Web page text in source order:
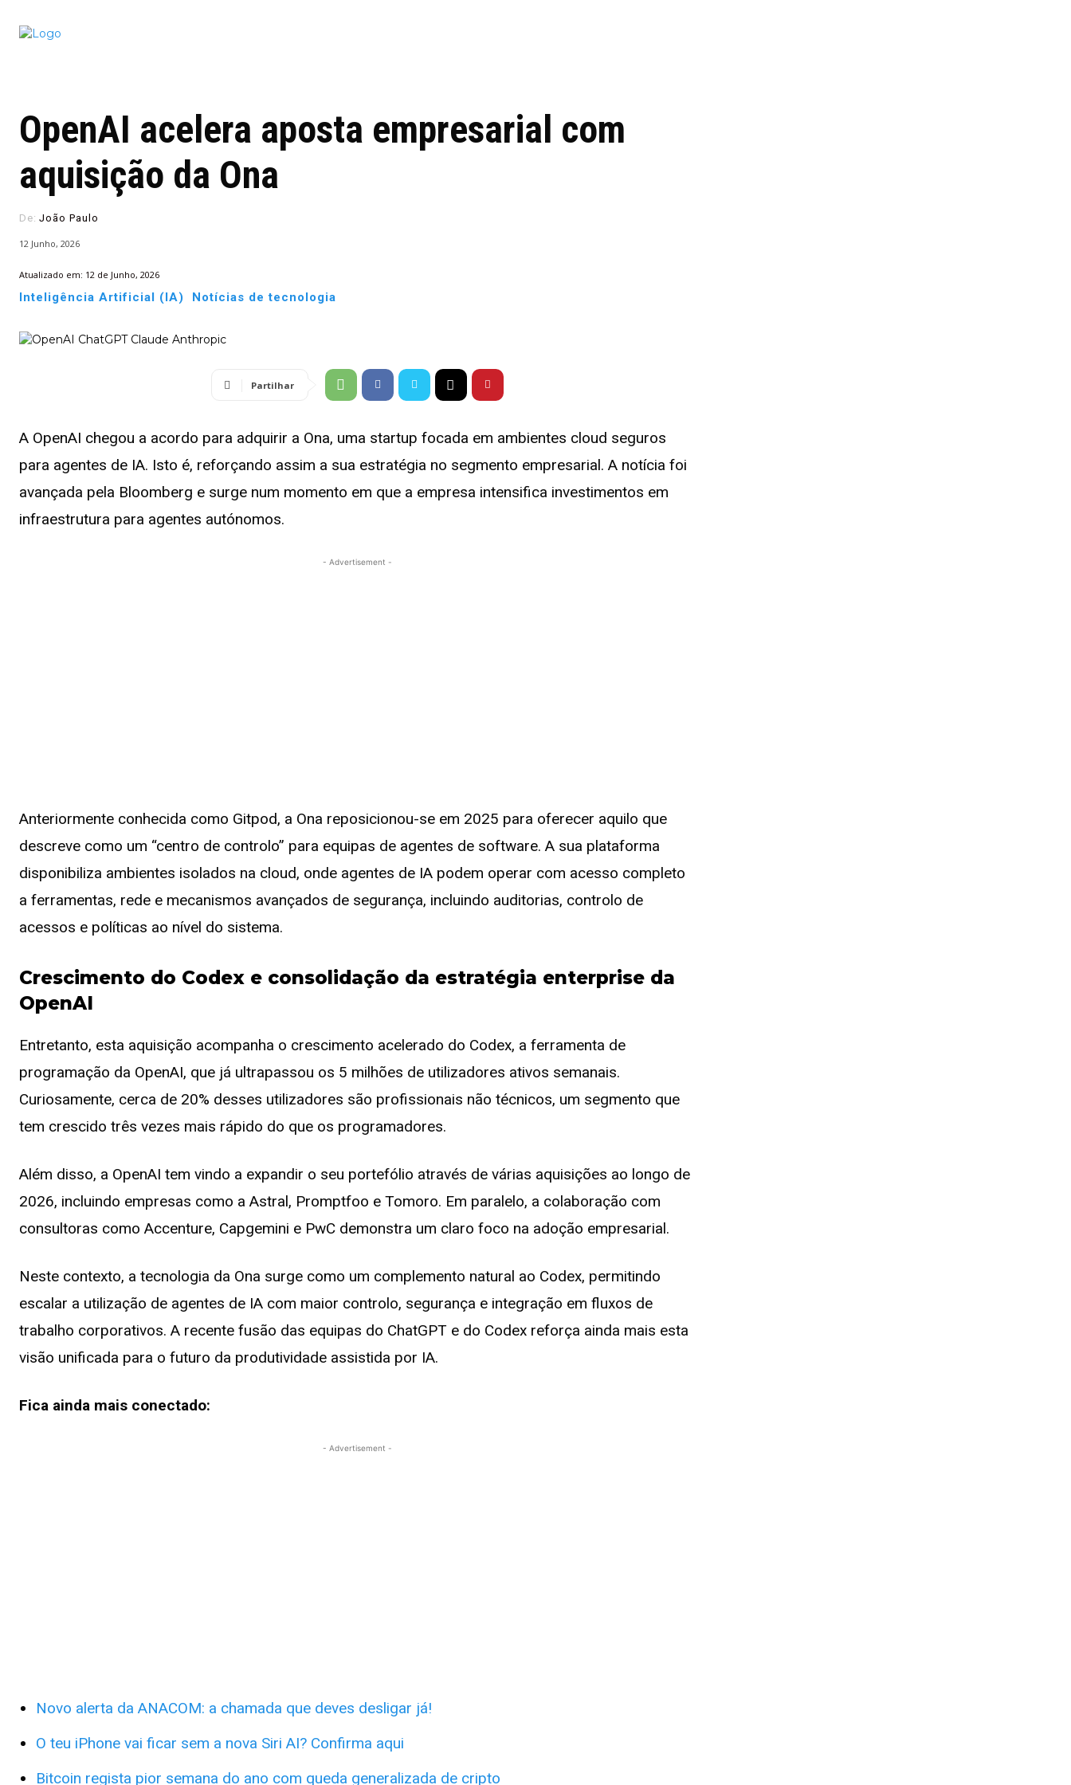
OpenAI acelera aposta empresarial com
aquisição da Ona
De: João Paulo
12 Junho, 2026
Atualizado em: 12 de Junho, 2026
Inteligência Artificial (IA) Notícias de tecnologia
Partilhar
A OpenAI chegou a acordo para adquirir a Ona, uma startup focada em ambientes cloud seguros
para agentes de IA. Isto é, reforçando assim a sua estratégia no segmento empresarial. A notícia foi
avançada pela Bloomberg e surge num momento em que a empresa intensifica investimentos em
infraestrutura para agentes autónomos.
- Advertisement -
Anteriormente conhecida como Gitpod, a Ona reposicionou-se em 2025 para oferecer aquilo que
descreve como um “centro de controlo” para equipas de agentes de software. A sua plataforma
disponibiliza ambientes isolados na cloud, onde agentes de IA podem operar com acesso completo
a ferramentas, rede e mecanismos avançados de segurança, incluindo auditorias, controlo de
acessos e políticas ao nível do sistema.
Crescimento do Codex e consolidação da estratégia enterprise da
OpenAI
Entretanto, esta aquisição acompanha o crescimento acelerado do Codex, a ferramenta de
programação da OpenAI, que já ultrapassou os 5 milhões de utilizadores ativos semanais.
Curiosamente, cerca de 20% desses utilizadores são profissionais não técnicos, um segmento que
tem crescido três vezes mais rápido do que os programadores.
Além disso, a OpenAI tem vindo a expandir o seu portefólio através de várias aquisições ao longo de
2026, incluindo empresas como a Astral, Promptfoo e Tomoro. Em paralelo, a colaboração com
consultoras como Accenture, Capgemini e PwC demonstra um claro foco na adoção empresarial.
Neste contexto, a tecnologia da Ona surge como um complemento natural ao Codex, permitindo
escalar a utilização de agentes de IA com maior controlo, segurança e integração em fluxos de
trabalho corporativos. A recente fusão das equipas do ChatGPT e do Codex reforça ainda mais esta
visão unificada para o futuro da produtividade assistida por IA.
Fica ainda mais conectado:
- Advertisement -
Novo alerta da ANACOM: a chamada que deves desligar já!
O teu iPhone vai ficar sem a nova Siri AI? Confirma aqui
Bitcoin regista pior semana do ano com queda generalizada de cripto